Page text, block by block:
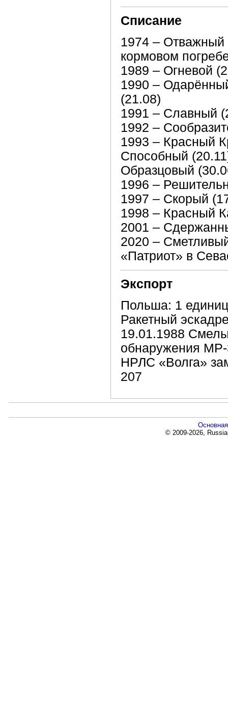
Списание
1974 – Отважный
кормовом
1989 – Огневой
1990 –
(21.08)
1991 – Славный
1992 –
1993 – Красный
Способный
Образцовый
1996 –
1997 – Скорый
1998 – Красный
2001 –
2020 –
«Патриот» в
Экспорт
Польша: 1
Ракетный
19.01.1988
обнаружения МР-
НРЛС «Волга»
207
Основная
© 2009-2026,